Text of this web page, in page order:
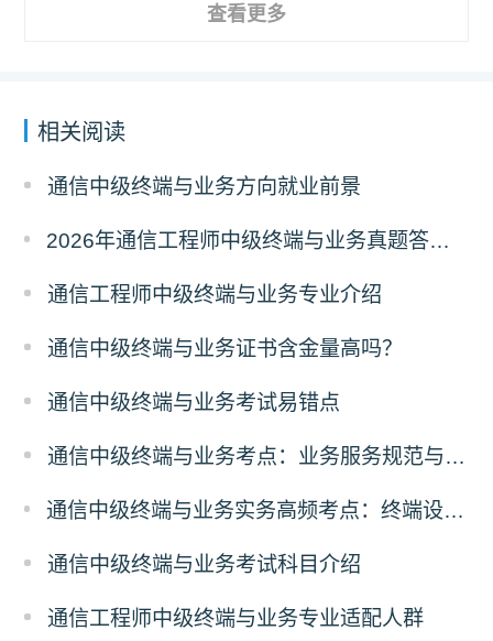
查看更多
相关阅读
通信中级终端与业务方向就业前景
2026年通信工程师中级终端与业务真题答案解析（考后更新）
通信工程师中级终端与业务专业介绍
通信中级终端与业务证书含金量高吗？
通信中级终端与业务考试易错点
通信中级终端与业务考点：业务服务规范与合规
通信中级终端与业务实务高频考点：终端设备故障排查解析
通信中级终端与业务考试科目介绍
通信工程师中级终端与业务专业适配人群